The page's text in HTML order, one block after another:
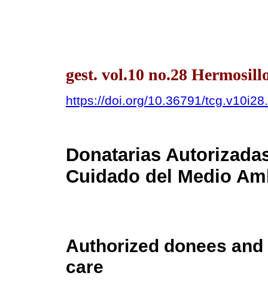
gest. vol.10 no.28
https://doi.org/10.36791/
Donatarias
Cuidado del Medio
Authorized donees
care